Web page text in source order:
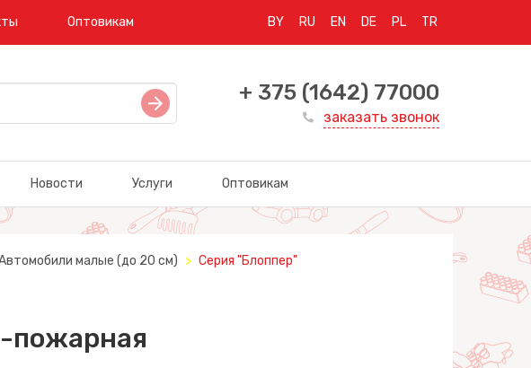
Оптовикам BY RU EN DE PL TR
+ 375 (1642) 77000
заказать звонок
Новости Услуги Оптовикам
малые (до 20 см) Серия "Блоппер"
пожарная